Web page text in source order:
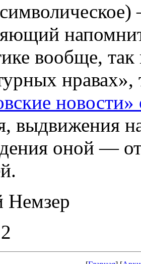
вообще,
новости»
выдвижения
оной —
Немзер